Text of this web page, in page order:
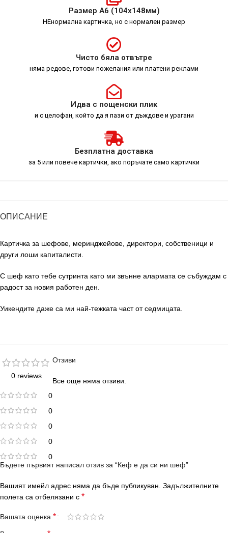
Размер А6 (104х148мм)
НЕнормална картичка, но с нормален размер
Чисто бяла отвътре
няма редове, готови пожелания или платени реклами
Идва с пощенски плик
и с целофан, който да я пази от дъждове и урагани
Безплатна доставка
за 5 или повече картички, ако поръчате само картички
ОПИСАНИЕ
Картичка за шефове, меринджейове, директори, собственици и
други лоши капиталисти.
С шеф като тебе сутринта като ми звънне алармата се събуждам с
радост за новия работен ден.
Уикендите даже са ми най-тежката част от седмицата.
0 reviews
0
0
0
0
0
Отзиви
Все още няма отзиви.
Бъдете първият написал отзив за “Кеф е да си ни шеф”
Вашият имейл адрес няма да бъде публикуван. Задължителните
полета са отбелязани с *
Вашата оценка *